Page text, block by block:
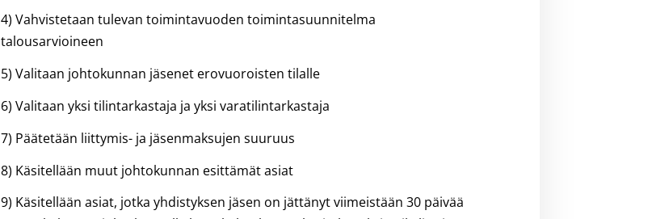
4) Vahvistetaan tulevan toimintavuoden toimintasuunnitelma
talousarvioineen
5) Valitaan johtokunnan jäsenet erovuoroisten tilalle
6) Valitaan yksi tilintarkastaja ja yksi varatilintarkastaja
7) Päätetään liittymis- ja jäsenmaksujen suuruus
8) Käsitellään muut johtokunnan esittämät asiat
9) Käsitellään asiat, jotka yhdistyksen jäsen on jättänyt viimeistään 30 päivää